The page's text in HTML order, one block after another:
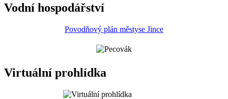
Vodní hospodářství
Povodňový plán městyse Jince
Virtuální prohlídka